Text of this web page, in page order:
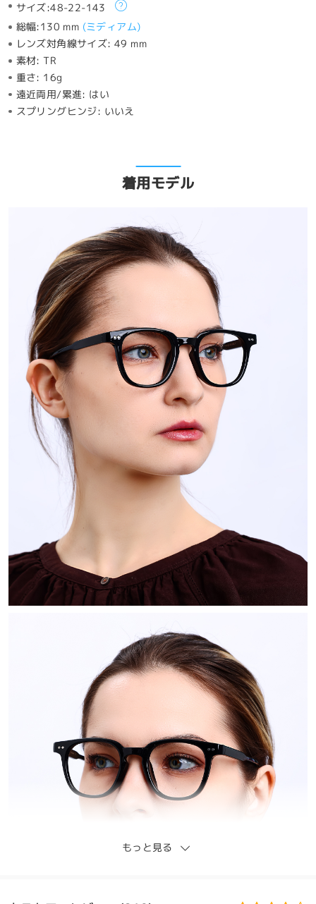
サイズ:48-22-143
総幅:130 mm (ミディアム)
レンズ対角線サイズ:49 mm
素材:TR
重さ: 16g
遠近両用/累進: はい
スプリングヒンジ: いいえ
着用モデル
もっと見る